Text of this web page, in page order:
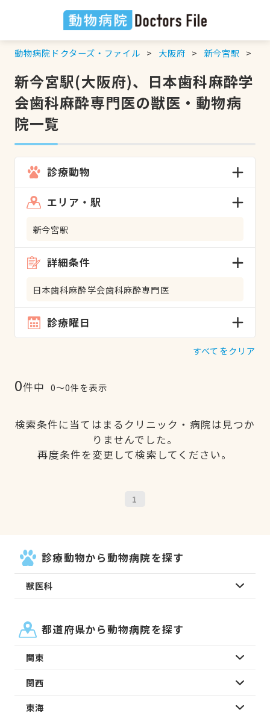
動物病院ドクターズ・ファイル 大阪府 新今宮駅
新今宮駅(大阪府)、日本歯科麻酔学
会歯科麻酔専門医の獣医・動物病
院一覧
診療動物
エリア・駅
新今宮駅
詳細条件
日本歯科麻酔学会歯科麻酔専門医
診療曜日
すべてをクリア
0件中 0〜0件を表示
検索条件に当てはまるクリニック・病院は見つか
りませんでした。
再度条件を変更して検索してください。
1
診療動物から動物病院を探す
獣医科
都道府県から動物病院を探す
関東
関西
東海